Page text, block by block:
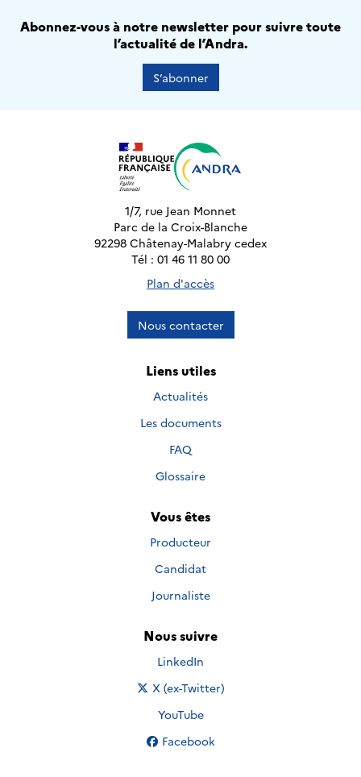
Abonnez-vous à notre newsletter pour suivre toute
l’actualité de l’Andra.
S’abonner
1/7, rue Jean Monnet
Parc de la Croix-Blanche
92298 Châtenay-Malabry cedex
Tél : 01 46 11 80 00
Plan d'accès
Nous contacter
Liens utiles
Actualités
Les documents
FAQ
Glossaire
Vous êtes
Producteur
Candidat
Journaliste
Nous suivre
Nous suivre sur
LinkedIn
Nous suivre sur
X (ex-Twitter)
Nous suivre sur
YouTube
Nous suivre sur
Facebook